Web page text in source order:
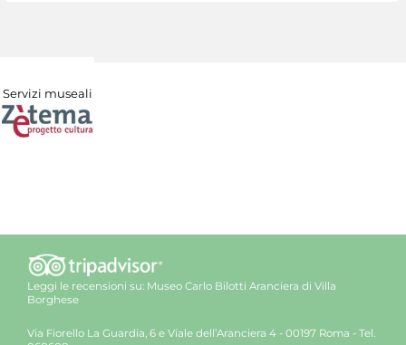
Servizi museali
Leggi le recensioni su: Museo Carlo Bilotti Aranciera di Villa
Borghese
Via Fiorello La Guardia, 6 e Viale dell’Aranciera 4 - 00197 Roma - Tel.